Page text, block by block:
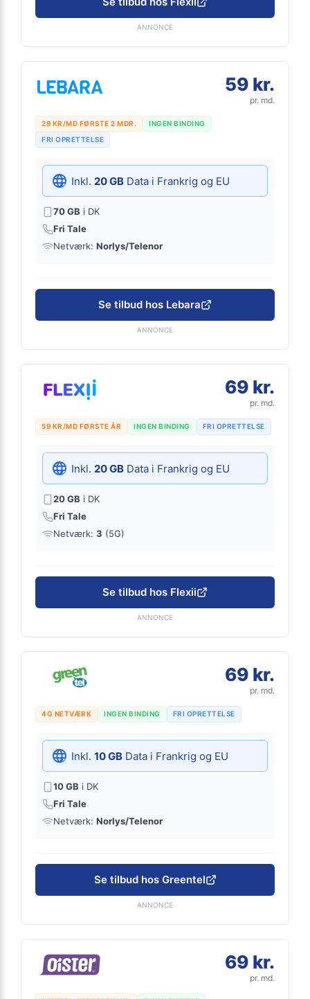
ANNONCE
59 kr.
pr. md.
29 KR/MD FØRSTE 2 MDR.
INGEN BINDING
FRI OPRETTELSE
Inkl. 20 GB Data i Frankrig og EU
70 GB i DK
Fri Tale
Netværk: Norlys/Telenor
Se tilbud hos Lebara
ANNONCE
69 kr.
pr. md.
59 KR/MD FØRSTE ÅR INGEN BINDING FRI OPRETTELSE
Inkl. 20 GB Data i Frankrig og EU
20 GB i DK
Fri Tale
Netværk: 3 (5G)
Se tilbud hos Flexii
ANNONCE
69 kr.
pr. md.
4G NETVÆRK INGEN BINDING FRI OPRETTELSE
Inkl. 10 GB Data i Frankrig og EU
10 GB i DK
Fri Tale
Netværk: Norlys/Telenor
Se tilbud hos Greentel
ANNONCE
69 kr.
pr. md.